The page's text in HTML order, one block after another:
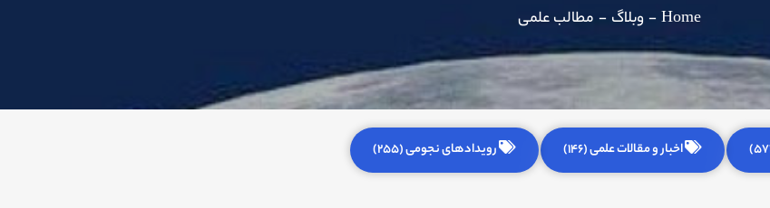
Home
- وبلاگ - مطالب علمی
اخبار و مقالات علمی (146) رویدادهای نجومی (255)